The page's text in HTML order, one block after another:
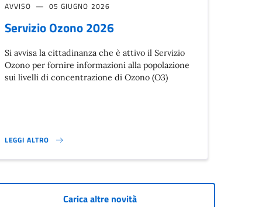
DEL COMUNE DI MONTALE CON IL FSUE}
AVVISO 05 GIUGNO 2026
Servizio Ozono 2026
Si avvisa la cittadinanza che è attivo il Servizio
Ozono per fornire informazioni alla popolazione
sui livelli di concentrazione di Ozono (O3)
LEGGI ALTRO
SERVIZIO OZONO 2026}
Carica altre novità